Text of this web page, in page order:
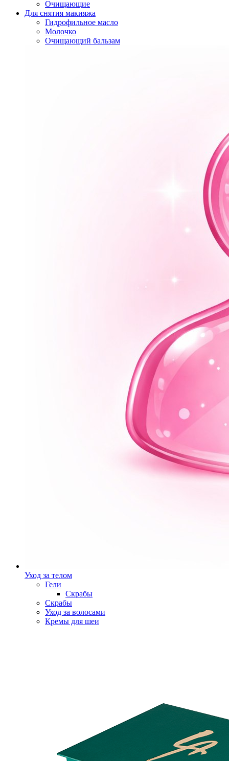
Очищающие
Для снятия макияжа
Гидрофильное масло
Молочко
Очищающий бальзам
Уход за телом
Гели
Скрабы
Скрабы
Уход за волосами
Кремы для шеи